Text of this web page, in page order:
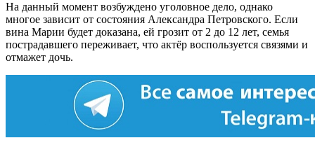
На данный момент возбуждено уголовное дело, однако
многое зависит от состояния Александра Петровского. Если
вина Марии будет доказана, ей грозит от 2 до 12 лет, семья
пострадавшего переживает, что актёр воспользуется связями и
отмажет дочь.